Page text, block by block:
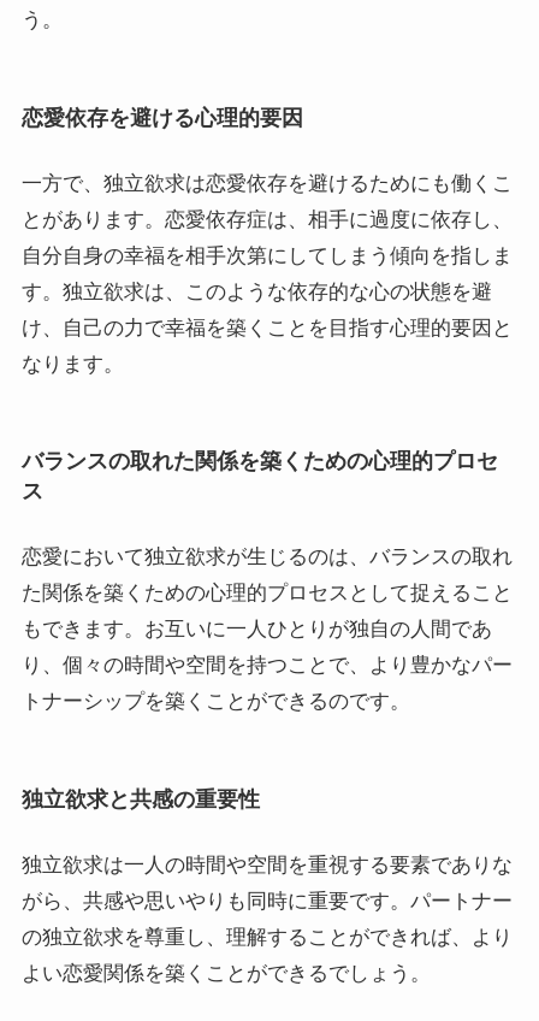
う。
恋愛依存を避ける心理的要因
一方で、独立欲求は恋愛依存を避けるためにも働くこ
とがあります。恋愛依存症は、相手に過度に依存し、
自分自身の幸福を相手次第にしてしまう傾向を指しま
す。独立欲求は、このような依存的な心の状態を避
け、自己の力で幸福を築くことを目指す心理的要因と
なります。
バランスの取れた関係を築くための心理的プロセ
ス
恋愛において独立欲求が生じるのは、バランスの取れ
た関係を築くための心理的プロセスとして捉えること
もできます。お互いに一人ひとりが独自の人間であ
り、個々の時間や空間を持つことで、より豊かなパー
トナーシップを築くことができるのです。
独立欲求と共感の重要性
独立欲求は一人の時間や空間を重視する要素でありな
がら、共感や思いやりも同時に重要です。パートナー
の独立欲求を尊重し、理解することができれば、より
よい恋愛関係を築くことができるでしょう。